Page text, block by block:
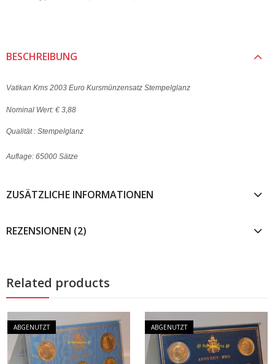
BESCHREIBUNG
Vatikan Kms 2003 Euro Kursmünzensatz Stempelglanz
Nominal Wert: € 3,88
Qualität : Stempelglanz
Auflage: 65000 Sätze
ZUSÄTZLICHE INFORMATIONEN
REZENSIONEN (2)
Related products
ABGENUTZT ABGENUTZT